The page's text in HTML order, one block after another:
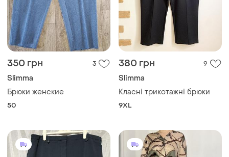
350 грн 3
Slimma
Брюки женские
50
380 грн 9
Slimma
Класні трикотажні брюки
9XL